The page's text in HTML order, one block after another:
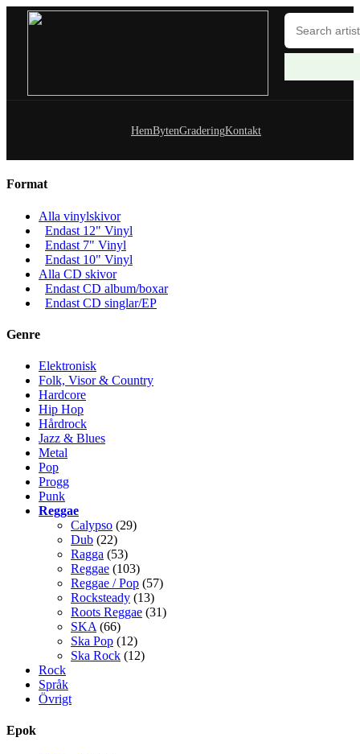
HemBytenGraderingKontakt
Format
Alla vinylskivor
Endast 12" Vinyl
Endast 7" Vinyl
Endast 10" Vinyl
Alla CD skivor
Endast CD album/boxar
Endast CD singlar/EP
Genre
Elektronisk
Folk, Visor & Country
Hardcore
Hip Hop
Hårdrock
Jazz & Blues
Metal
Pop
Progg
Punk
Reggae
Calypso (29)
Dub (22)
Ragga (53)
Reggae (103)
Reggae / Pop (57)
Rocksteady (13)
Roots Reggae (31)
SKA (66)
Ska Pop (12)
Ska Rock (12)
Rock
Språk
Övrigt
Epok